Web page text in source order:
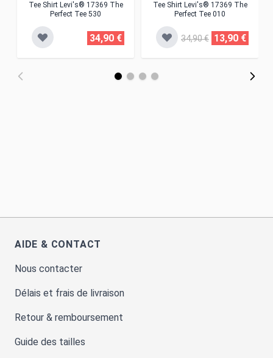
Tee Shirt Levi's® 17369 The
Perfect Tee 530
34,90 €
Tee Shirt Levi's® 17369 The
Perfect Tee 010
34,90 € 13,90 €
AIDE & CONTACT
Nous contacter
Délais et frais de livraison
Retour & remboursement
Guide des tailles